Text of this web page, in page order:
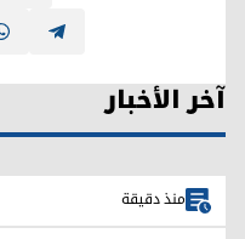
آخر الأخبار
منذ دقيقة